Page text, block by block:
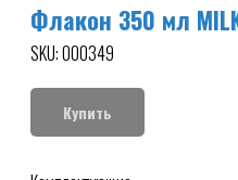
Флакон 350 мл
SKU:000349
Купить